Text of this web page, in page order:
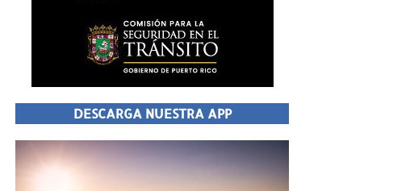
DESCARGA NUESTRA APP